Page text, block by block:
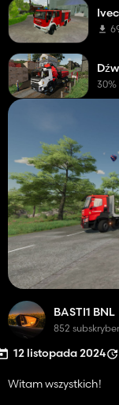
BASTI1 BNL
852
12 listopada 2024
Witam wszystkich!
30%